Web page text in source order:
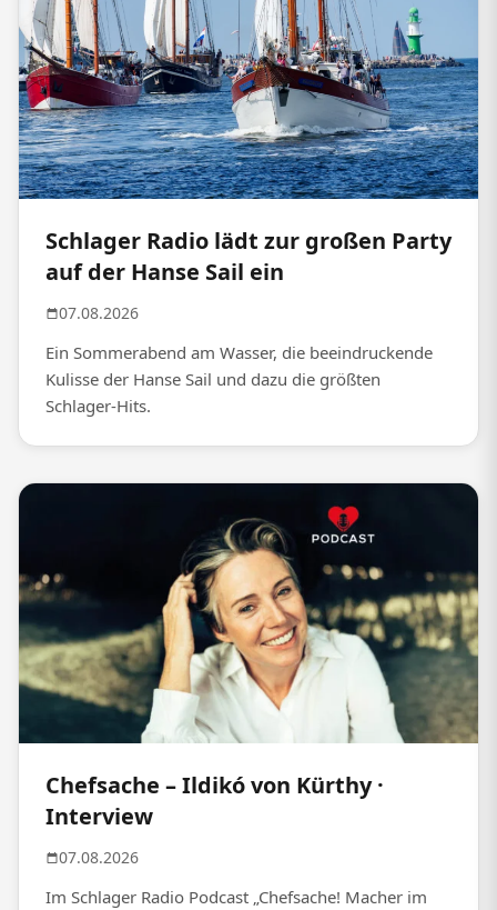
Schlager Radio lädt zur großen Party
auf der Hanse Sail ein
07.08.2026
Ein Sommerabend am Wasser, die beeindruckende
Kulisse der Hanse Sail und dazu die größten
Schlager-Hits.
Chefsache – Ildikó von Kürthy ·
Interview
07.08.2026
Im Schlager Radio Podcast „Chefsache! Macher im